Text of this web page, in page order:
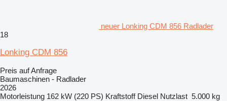
neuer Lonking CDM 856 Radlader
18
Lonking CDM 856
Preis auf Anfrage
Baumaschinen - Radlader
2026
Motorleistung 162 kW (220 PS) Kraftstoff Diesel Nutzlast 5.000 kg